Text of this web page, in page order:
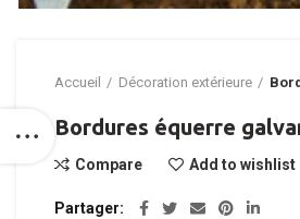
Accueil Décoration extérieure
Bordures équerre
Compare Add to wishlist
Partager